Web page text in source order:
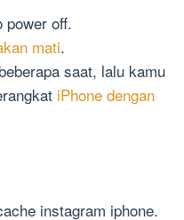
power off.
mati.
saat, lalu kamu
iPhone dengan
instagram iphone.